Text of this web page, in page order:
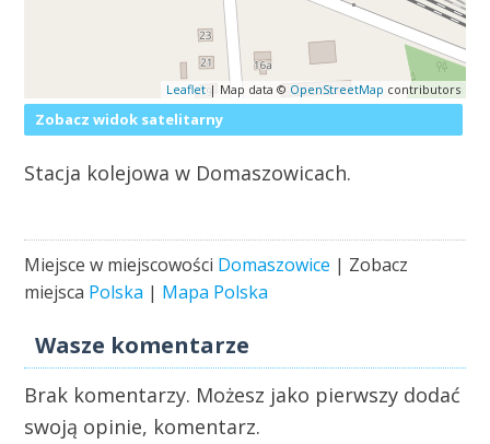
Leaflet| Map data © OpenStreetMap contributors
Zobacz widok satelitarny
Stacja kolejowa w Domaszowicach.
Miejsce w miejscowości Domaszowice | Zobacz
miejsca Polska | Mapa Polska
Wasze komentarze
Brak komentarzy. Możesz jako pierwszy dodać
swoją opinie, komentarz.